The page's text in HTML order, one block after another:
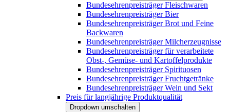
Bundesehrenpreisträger Fleischwaren
Bundesehrenpreisträger Bier
Bundesehrenpreisträger Brot und Feine
Backwaren
Bundesehrenpreisträger Milcherzeugnisse
Bundesehrenpreisträger für verarbeitete
Obst-, Gemüse- und Kartoffelprodukte
Bundesehrenpreisträger Spirituosen
Bundesehrenpreisträger Fruchtgetränke
Bundesehrenpreisträger Wein und Sekt
Preis für langjährige Produktqualität
Dropdown umschalten